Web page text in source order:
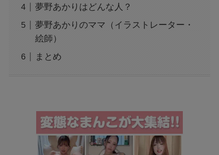
夢野あかりはどんな人？
夢野あかりのママ（イラストレーター・
絵師）
まとめ